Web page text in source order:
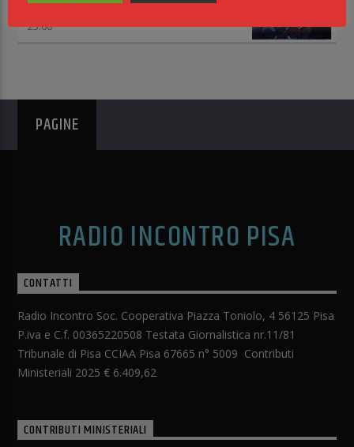
23:00
PAGINE
RADIO INCONTRO PISA
CONTATTI
Radio Incontro Soc. Cooperativa Piazza Toniolo, 4 56125 Pisa
P.iva e C.f. 00365220508 Testata Giornalistica nr.11/81
Tribunale di Pisa CCIAA Pisa 67665 n° 5009 Contributi
Ministeriali 2025 € 6.409,62
CONTRIBUTI MINISTERIALI